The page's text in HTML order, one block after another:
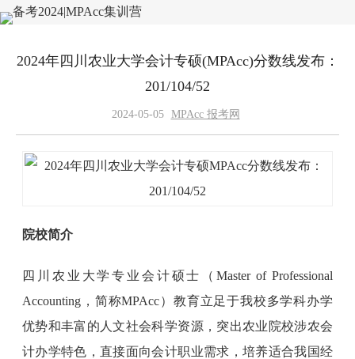
2024年四川农业大学会计专硕(MPAcc)分数线发布：
201/104/52
2024-05-05 MPAcc 报考网
院校简介
四川农业大学专业会计硕士（Master of Professional
Accounting，简称MPAcc）教育立足于我校多学科办学
优势和丰富的人文社会科学资源，突出农业院校涉农会
计办学特色，直接面向会计职业需求，培养适合我国经